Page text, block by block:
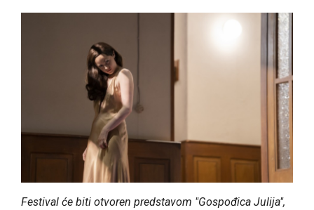
Festival će biti otvoren predstavom "Gospođica Julija",